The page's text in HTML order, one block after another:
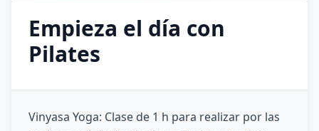
Empieza el día con
Pilates
Vinyasa Yoga: Clase de 1 h para realizar por las